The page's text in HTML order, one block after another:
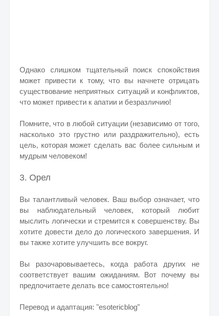
Однако слишком тщательный поиск спокойствия
может привести к тому, что вы начнете отрицать
существование неприятных ситуаций и конфликтов,
что может привести к апатии и безразличию!
Помните, что в любой ситуации (независимо от того,
насколько это грустно или раздражительно), есть
цель, которая может сделать вас более сильным и
мудрым человеком!
3. Орел
Вы талантливый человек. Ваш выбор означает, что
вы наблюдательный человек, который любит
мыслить логически и стремится к совершенству. Вы
хотите довести дело до логического завершения. И
вы также хотите улучшить все вокруг.
Вы разочаровываетесь, когда работа других не
соответствует вашим ожиданиям. Вот почему вы
предпочитаете делать все самостоятельно!
Перевод и адаптация: "esotericblog"